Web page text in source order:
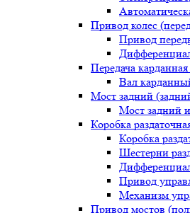
Привод колес
Привод
Передача
Вал
Мост задний
Мост задний
Коробка
Коробка
Шестерни
Привод
Механизм
Привод мостов